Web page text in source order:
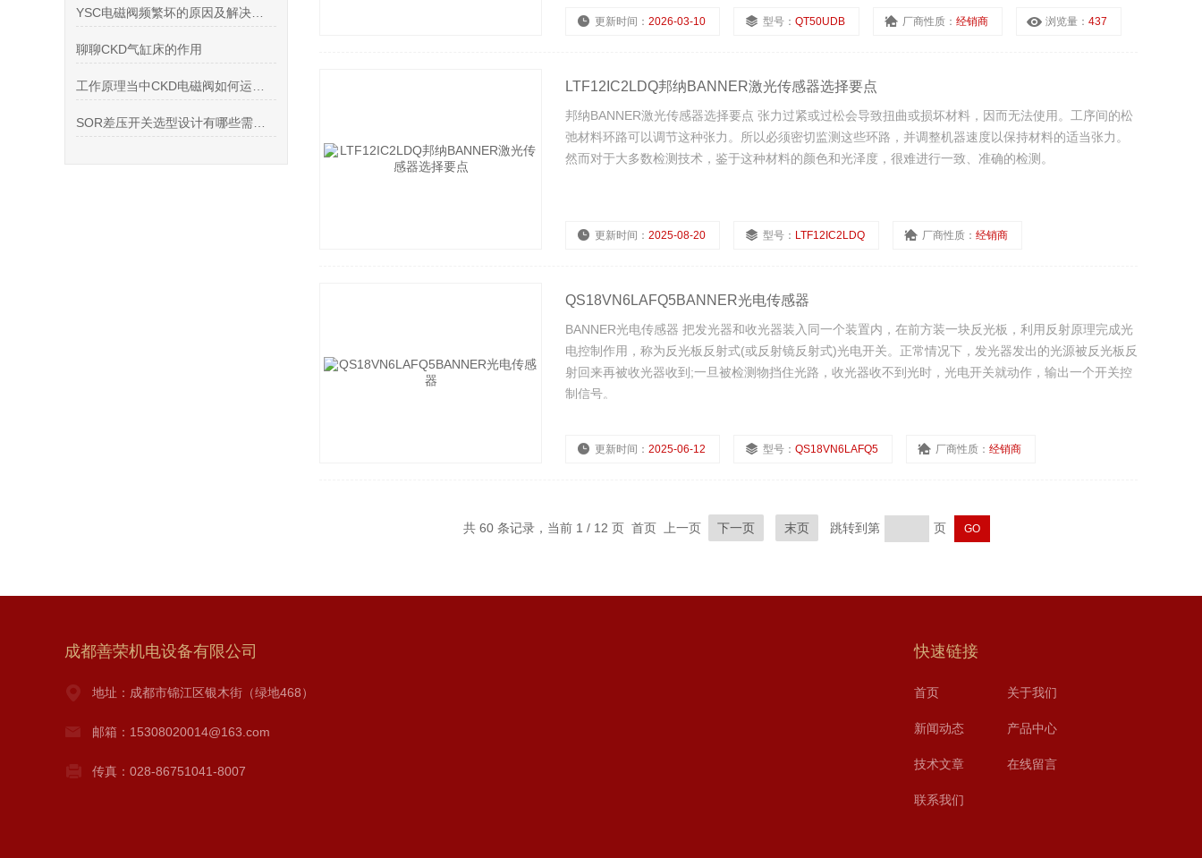
聊聊CKD气缸床的作用
更新时间： 2026-03-10 型号： QT50UDB 厂商性质： 经销商 浏览量： 437
LTF12IC2LDQ邦纳BANNER激光传感器选择要点
邦纳BANNER激光传感器选择要点 张力过紧或过松会导致扭曲或损坏材料，因而无法使用。工序间的松
弛材料环路可以调节这种张力。所以必须密切监测这些环路，并调整机器速度以保持材料的适当张力。
然而对于大多数检测技术，鉴于这种材料的颜色和光泽度，很难进行一致、准确的检测。
更新时间： 2025-08-20 型号： LTF12IC2LDQ 厂商性质： 经销商
QS18VN6LAFQ5BANNER光电传感器
BANNER光电传感器 把发光器和收光器装入同一个装置内，在前方装一块反光板，利用反射原理完成光
电控制作用，称为反光板反射式(或反射镜反射式)光电开关。正常情况下，发光器发出的光源被反光板反
射回来再被收光器收到;一旦被检测物挡住光路，收光器收不到光时，光电开关就动作，输出一个开关控
制信号。
更新时间： 2025-06-12 型号： QS18VN6LAFQ5 厂商性质： 经销商
共 60 条记录，当前 1 / 12 页 首页 上一页 下一页 末页 跳转到第 页
成都善荣机电设备有限公司
地址：成都市锦江区银木街（绿地468）
邮箱：15308020014@163.com
传真：028-86751041-8007
快速链接
首页 关于我们
新闻动态 产品中心
技术文章 在线留言
联系我们